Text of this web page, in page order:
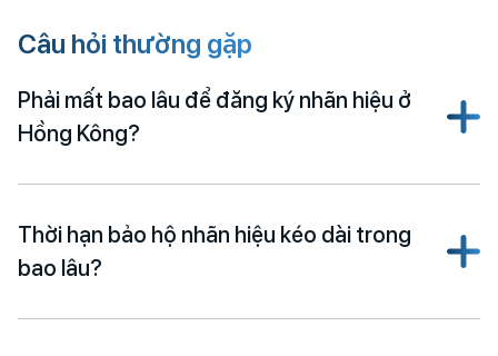
Câu hỏi thường gặp
Phải mất bao lâu để đăng ký nhãn hiệu ở
Hồng Kông?
Thời hạn bảo hộ nhãn hiệu kéo dài trong
bao lâu?